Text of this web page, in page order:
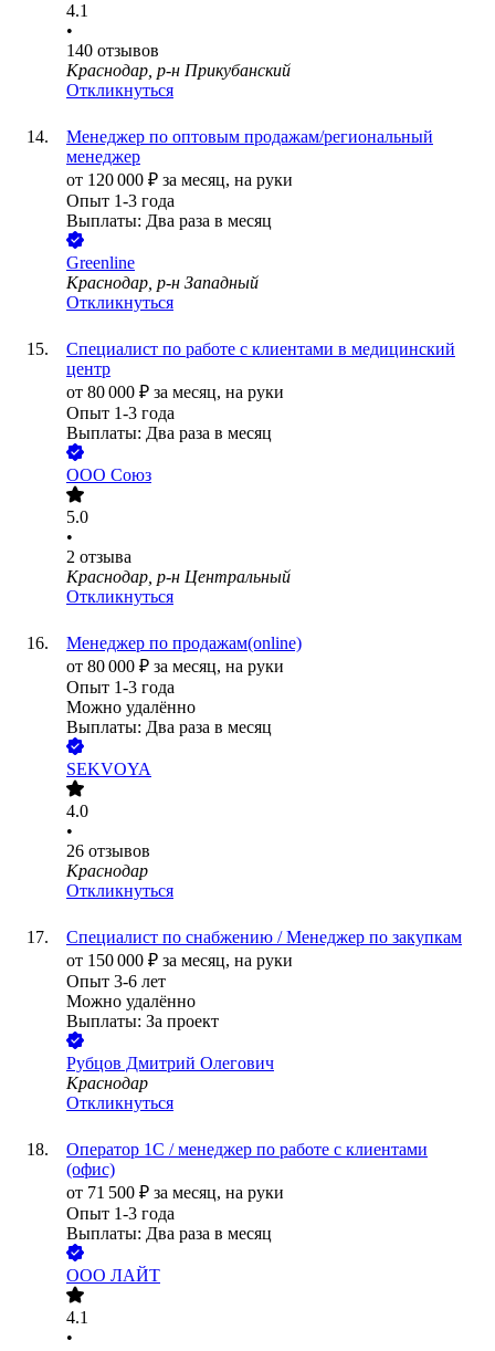
4.1
•
140 отзывов
Краснодар, р-н Прикубанский
Откликнуться
Менеджер по оптовым продажам/региональный
менеджер
от 120 000 ₽ за месяц, на руки
Опыт 1-3 года
Выплаты: Два раза в месяц
Greenline
Краснодар, р-н Западный
Откликнуться
Специалист по работе с клиентами в медицинский
центр
от 80 000 ₽ за месяц, на руки
Опыт 1-3 года
Выплаты: Два раза в месяц
ООО Союз
5.0
•
2 отзыва
Краснодар, р-н Центральный
Откликнуться
Менеджер по продажам(online)
от 80 000 ₽ за месяц, на руки
Опыт 1-3 года
Можно удалённо
Выплаты: Два раза в месяц
SEKVOYA
4.0
•
26 отзывов
Краснодар
Откликнуться
Специалист по снабжению / Менеджер по закупкам
от 150 000 ₽ за месяц, на руки
Опыт 3-6 лет
Можно удалённо
Выплаты: За проект
Рубцов Дмитрий Олегович
Краснодар
Откликнуться
Оператор 1С / менеджер по работе с клиентами
(офис)
от 71 500 ₽ за месяц, на руки
Опыт 1-3 года
Выплаты: Два раза в месяц
ООО ЛАЙТ
4.1
•